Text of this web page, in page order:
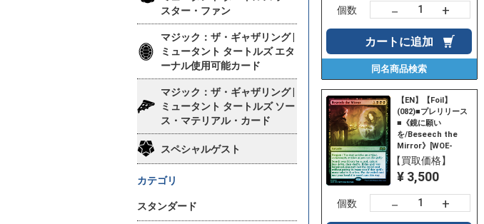
個数 － +
カートに追加
同名商品検索
【EN】【Foil】
(082)■プレリリース
■《鏡に願い
を/Beseech the
Mirror》[WOE-
PRE] 黒R
【買取価格】
¥ 3,500
個数 － +